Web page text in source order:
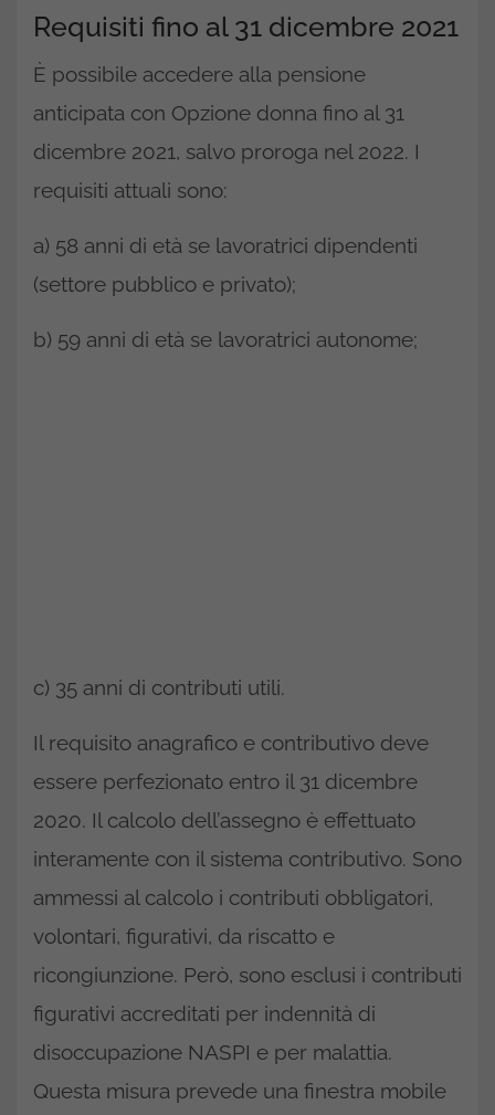
Requisiti fino al 31 dicembre 2021
È possibile accedere alla pensione
anticipata con Opzione donna fino al 31
dicembre 2021, salvo proroga nel 2022. I
requisiti attuali sono:
a) 58 anni di età se lavoratrici dipendenti
(settore pubblico e privato);
b) 59 anni di età se lavoratrici autonome;
c) 35 anni di contributi utili.
Il requisito anagrafico e contributivo deve
essere perfezionato entro il 31 dicembre
2020. Il calcolo dell’assegno è effettuato
interamente con il sistema contributivo. Sono
ammessi al calcolo i contributi obbligatori,
volontari, figurativi, da riscatto e
ricongiunzione. Però, sono esclusi i contributi
figurativi accreditati per indennità di
disoccupazione NASPI e per malattia.
Questa misura prevede una finestra mobile